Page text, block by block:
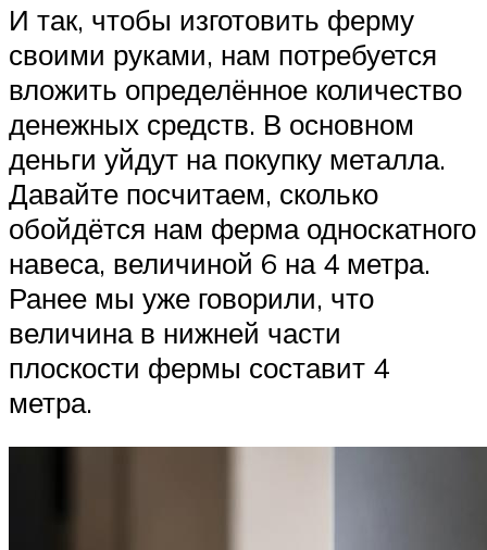
И так, чтобы изготовить ферму
своими руками, нам потребуется
вложить определённое количество
денежных средств. В основном
деньги уйдут на покупку металла.
Давайте посчитаем, сколько
обойдётся нам ферма односкатного
навеса, величиной 6 на 4 метра.
Ранее мы уже говорили, что
величина в нижней части
плоскости фермы составит 4
метра.